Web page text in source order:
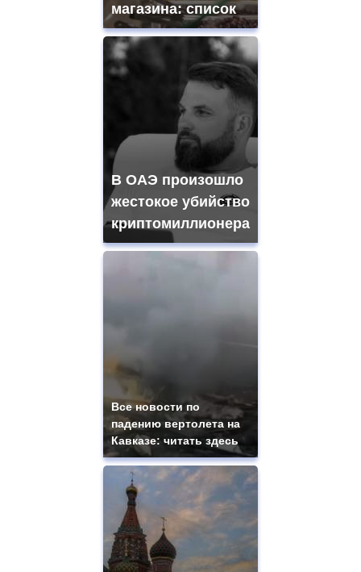
магазина: список
В ОАЭ произошло
жестокое убийство
криптомиллионера
Все новости по
падению вертолета на
Кавказе: читать здесь